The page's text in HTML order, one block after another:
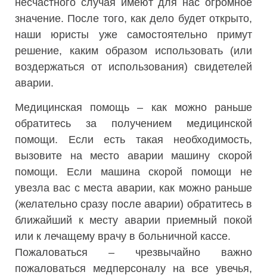
значение. После того, как дело будет открыто,
наши юристы уже самостоятельно примут
решение, каким образом использовать (или
воздержаться от использования) свидетелей
аварии.
Медицинская помощь – как можно раньше
обратитесь за получением медицинской
помощи. Если есть такая необходимость,
вызовите на место аварии машину скорой
помощи. Если машина скорой помощи не
увезла вас с места аварии, как можно раньше
(желательно сразу после аварии) обратитесь в
ближайший к месту аварии приемный покой
или к лечащему врачу в больничной кассе.
Пожаловаться – чрезвычайно важно
пожаловаться медперсоналу на все увечья,